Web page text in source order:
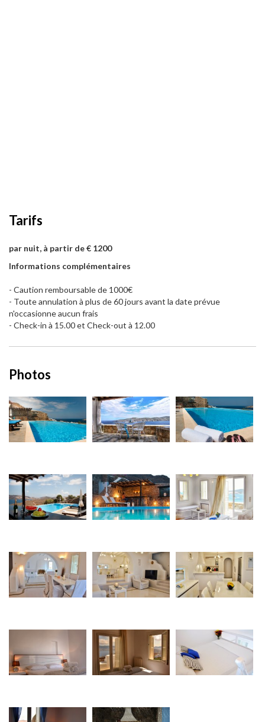
Tarifs
par nuit, à partir de € 1200
Informations complémentaires
- Caution remboursable de 1000€
- Toute annulation à plus de 60 jours avant la date prévue
n'occasionne aucun frais
- Check-in à 15.00 et Check-out à 12.00
Photos